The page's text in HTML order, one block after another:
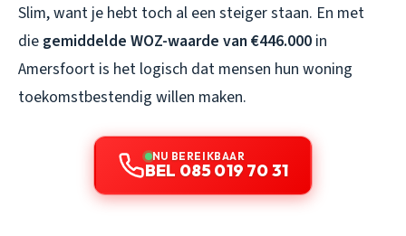
Slim, want je hebt toch al een steiger staan. En met
die gemiddelde WOZ-waarde van €446.000 in
Amersfoort is het logisch dat mensen hun woning
toekomstbestendig willen maken.
NU BEREIKBAAR
BEL 085 019 70 31